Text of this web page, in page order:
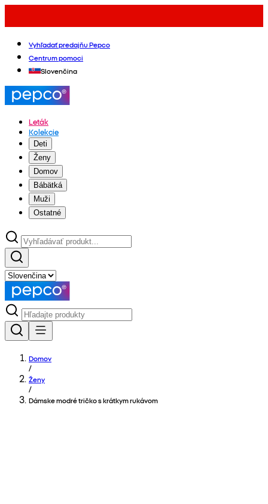
Vyhľadať predajňu Pepco
Centrum pomoci
Slovenčina
Leták
Kolekcie
Deti
Ženy
Domov
Bábätká
Muži
Ostatné
Domov
/
Ženy
/
Dámske modré tričko s krátkym rukávom